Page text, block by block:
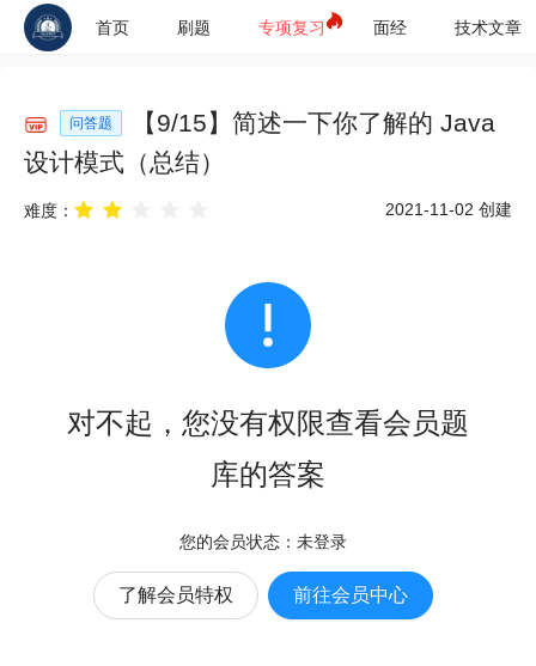
首页 刷题 专项复习 面经 技术文章
问答题 【9/15】 简述一下你了解的 Java
设计模式（总结）
难度： 2021-11-02 创建
对不起，您没有权限查看会员题
库的答案
您的会员状态： 未登录
了解会员特权 前往会员中心